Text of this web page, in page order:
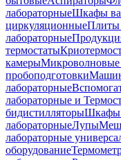
лабораторныеШкафы
циркуляционныеПлиты
лабораторные
термостаты
камерыМикроволновые
пробоподготовки
лабораторные
лабораторные и
бидистилляторыШкафы
лабораторныеЛупы
лабораторные
оборудование